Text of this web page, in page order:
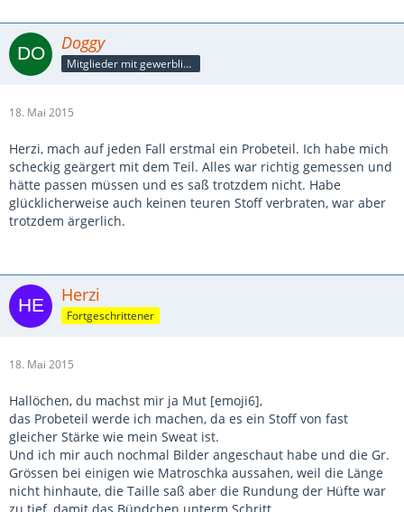
Doggy
Mitglieder mit gewerblicher Verbindung, auch als Mitarbeiter/in
18. Mai 2015
Herzi, mach auf jeden Fall erstmal ein Probeteil. Ich habe mich
scheckig geärgert mit dem Teil. Alles war richtig gemessen und
hätte passen müssen und es saß trotzdem nicht. Habe
glücklicherweise auch keinen teuren Stoff verbraten, war aber
trotzdem ärgerlich.
Herzi
Fortgeschrittener
18. Mai 2015
Hallöchen, du machst mir ja Mut [emoji6],
das Probeteil werde ich machen, da es ein Stoff von fast
gleicher Stärke wie mein Sweat ist.
Und ich mir auch nochmal Bilder angeschaut habe und die Gr.
Grössen bei einigen wie Matroschka aussahen, weil die Länge
nicht hinhaute, die Taille saß aber die Rundung der Hüfte war